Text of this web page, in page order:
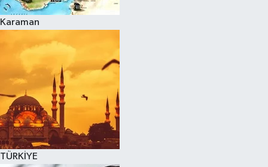
Karaman
TÜRKİYE